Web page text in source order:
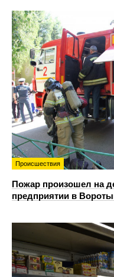
Происшествия
Пожар произошел на
предприятии в